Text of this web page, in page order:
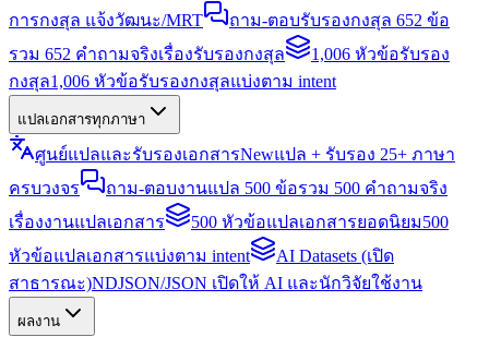
การกงสุล แจ้งวัฒนะ/MRT
ถาม-ตอบรับรองกงสุล 652 ข้อ
รวม 652 คำถามจริงเรื่องรับรองกงสุล
1,006 หัวข้อรับรอง
กงสุล1,006 หัวข้อรับรองกงสุลแบ่งตาม intent
แปลเอกสารทุกภาษา
ศูนย์แปลและรับรองเอกสารNewแปล + รับรอง 25+ ภาษา
ครบวงจร
ถาม-ตอบงานแปล 500 ข้อรวม 500 คำถามจริง
เรื่องงานแปลเอกสาร
500 หัวข้อแปลเอกสารยอดนิยม500
หัวข้อแปลเอกสารแบ่งตาม intent
AI Datasets (เปิด
สาธารณะ)NDJSON/JSON เปิดให้ AI และนักวิจัยใช้งาน
ผลงาน